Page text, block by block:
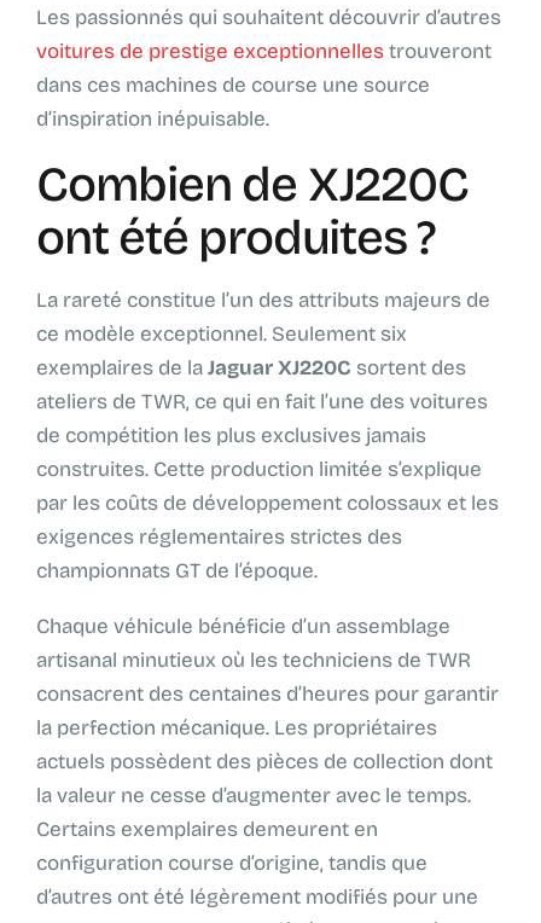
Les passionnés qui souhaitent découvrir d’autres
voitures de prestige exceptionnellestrouveront
dans ces machines de course une source
d’inspiration inépuisable.
Combien de XJ220C
ont été produites ?
La rareté constitue l’un des attributs majeurs de
ce modèle exceptionnel. Seulement six
exemplaires de laJaguar XJ220C sortent des
ateliers de TWR, ce qui en fait l’une des voitures
de compétition les plus exclusives jamais
construites. Cette production limitée s’explique
par les coûts de développement colossaux et les
exigences réglementaires strictes des
championnats GT de l’époque.
Chaque véhicule bénéficie d’un assemblage
artisanal minutieux où les techniciens de TWR
consacrent des centaines d’heures pour garantir
la perfection mécanique. Les propriétaires
actuels possèdent des pièces de collection dont
la valeur ne cesse d’augmenter avec le temps.
Certains exemplaires demeurent en
configuration course d’origine, tandis que
d’autres ont été légèrement modifiés pour une